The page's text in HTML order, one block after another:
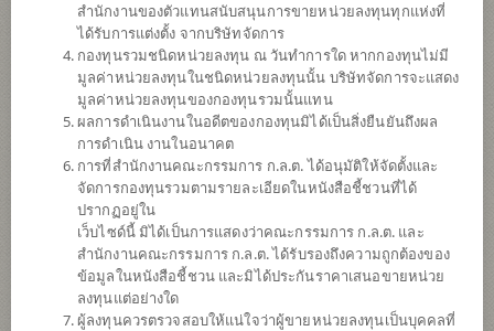
กองทุนเปิดไทยพาณิชย์ Cross Asset
Investment Opportunity (ชนิดสะสมมูลค่า)
SCBCIO(A)
สำนักงานของตัวแทนสนับสนุนการขายหน่วยลงทุนทุกแห่งที่
ได้รับการแต่งตั้ง จากบริษัทจัดการ
กองทุนรวมชนิดหน่วยลงทุน ณ วันทำการใด หากกองทุนไม่มี
มูลค่าหน่วยลงทุนในชนิดหน่วยลงทุนนั้น บริษัทจัดการจะแสดง
มูลค่าหน่วยลงทุนของกองทุนรวมนั้นแทน
ผลการดำเนินงานในอดีตของกองทุนมิได้เป็นสิ่งยืนยันถึงผล
การดำเนิน งานในอนาคต
การที่สำนักงานคณะกรรมการ ก.ล.ต. ได้อนุมัติให้จัดตั้งและ
จัดการกองทุนรวมตามรายละเอียดในหนังสือชี้ชวนที่ได้
ปรากฏอยู่ใน
เว็บไซด์นี้ มิได้เป็นการแสดงว่าคณะกรรมการ ก.ล.ต. และ
สำนักงานคณะกรรมการ ก.ล.ต. ได้รับรองถึงความถูกต้องของ
ข้อมูลในหนังสือชี้ชวน และมิได้ประกันราคาเสนอขายหน่วย
ลงทุนแต่อย่างใด
ผู้ลงทุนควรตรวจสอบให้แน่ใจว่าผู้ขายหน่วยลงทุนเป็นบุคคลที่